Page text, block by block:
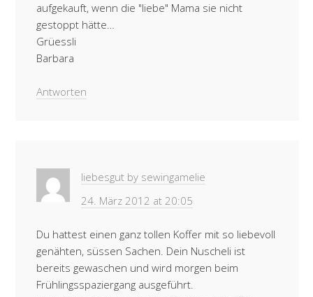
aufgekauft, wenn die "liebe" Mama sie nicht
gestoppt hätte…
Grüessli
Barbara
Antworten
liebesgut by sewingamelie
24. März 2012 at 20:05
Du hattest einen ganz tollen Koffer mit so liebevoll
genähten, süssen Sachen. Dein Nuscheli ist
bereits gewaschen und wird morgen beim
Frühlingsspaziergang ausgeführt.